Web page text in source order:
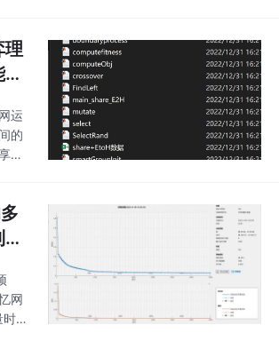
改
库
配
拿
考
例
理
M
现
运
的
储
证
解
进
营
博
能
用
网
间